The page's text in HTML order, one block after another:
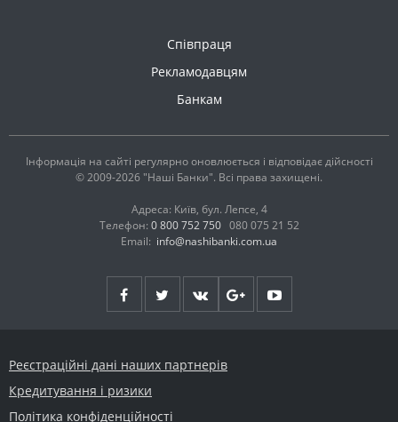
Співпраця
Рекламодавцям
Банкам
Інформація на сайті регулярно оновлюється і відповідає дійсності
© 2009-2026 "Наші Банки". Всі права захищені.
Адреса: Київ, бул. Лепсе, 4
Телефон: 0 800 752 750 080 075 21 52
Email: info@nashibanki.com.ua
Реєстраційні дані наших партнерів
Кредитування і ризики
Політика конфіденційності